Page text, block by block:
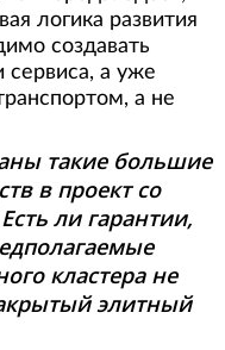
логика развития
создавать
сервиса, а уже
а не
такие большие
в проект со
ли гарантии,
кластера не
элитный